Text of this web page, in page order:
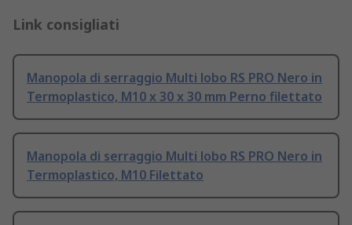
Link consigliati
Manopola di serraggio Multi lobo RS PRO Nero in
Termoplastico, M10 x 30 x 30 mm Perno filettato
Manopola di serraggio Multi lobo RS PRO Nero in
Termoplastico, M10 Filettato